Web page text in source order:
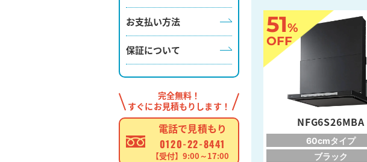
お支払い方法
保証について
完全無料！
すぐにお見積もりします！
電話で見積もり
0120-22-8441
【受付】9:00～17:00
51%
OFF
NFG6S26MBA
60cmタイプ
ブラック